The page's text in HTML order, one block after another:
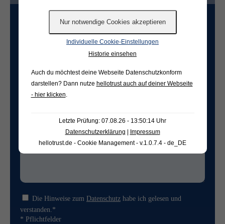
Die Hinweise zum Datenschutz habe ich gelesen und
verstanden.*
* Pflichtfelder
Individuelle Cookie-Einstellungen
Historie einsehen
Auch du möchtest deine Webseite Datenschutzkonform
darstellen? Dann nutze hellotrust auch auf deiner Webseite
- hier klicken.
Letzte Prüfung: 07.08.26 - 13:50:14 Uhr
Datenschutzerklärung
Impressum
hellotrust.de - Cookie Management - v.1.0.7.4 - de_DE